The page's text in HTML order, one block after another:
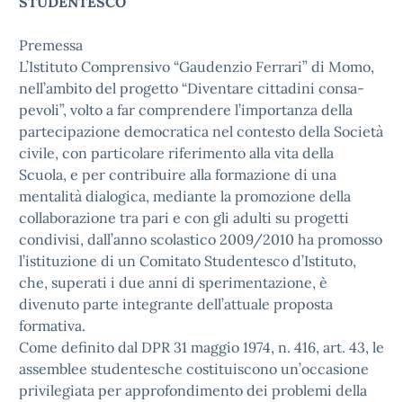
Premessa
L’Istituto Comprensivo “Gaudenzio Ferrari” di Momo,
nell’ambito del progetto “Diventare cittadini consa-
pevoli”, volto a far comprendere l’importanza della
partecipazione democratica nel contesto della Società
civile, con particolare riferimento alla vita della
Scuola, e per contribuire alla formazione di una
mentalità dialogica, mediante la promozione della
collaborazione tra pari e con gli adulti su progetti
condivisi, dall’anno scolastico 2009/2010 ha promosso
l’istituzione di un Comitato Studentesco d’Istituto,
che, superati i due anni di sperimentazione, è
divenuto parte integrante dell’attuale proposta
formativa.
Come definito dal DPR 31 maggio 1974, n. 416, art. 43, le
assemblee studentesche costituiscono un’occasione
privilegiata per approfondimento dei problemi della